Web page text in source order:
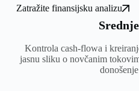
Zatražite finansijsku analizu
Kontrola cash-flowa i
jasnu sliku o novčanim